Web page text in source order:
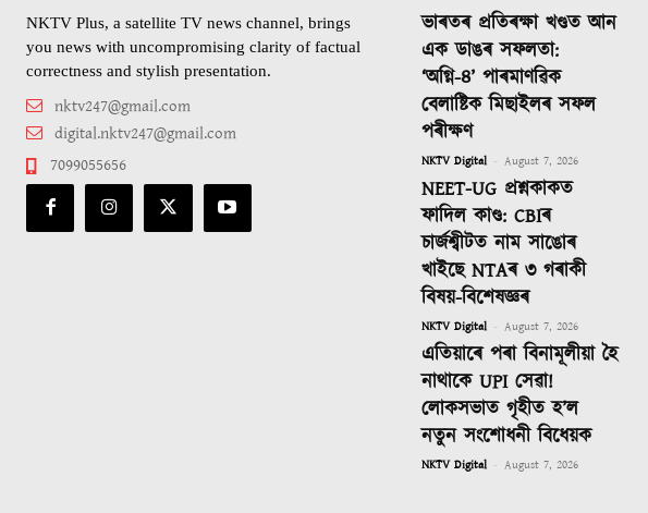
NKTV Plus, a satellite TV news channel, brings
you news with uncompromising clarity of factual
correctness and stylish presentation.
nktv247@gmail.com
digital.nktv247@gmail.com
7099055656
ভাৰতৰ প্ৰতিৰক্ষা খণ্ডত আন
এক ডাঙৰ সফলতা:
‘অগ্নি-৪’ পাৰমাণৱিক
বেলাষ্টিক মিছাইলৰ সফল
পৰীক্ষণ
NKTV Digital - August 7, 2026
NEET-UG প্ৰশ্নকাকত
ফাদিল কাণ্ড: CBIৰ
চাৰ্জশ্বীটত নাম সাঙোৰ
খাইছে NTAৰ ৩ গৰাকী
বিষয়-বিশেষজ্ঞৰ
NKTV Digital - August 7, 2026
এতিয়াৰে পৰা বিনামূলীয়া হৈ
নাথাকে UPI সেৱা!
লোকসভাত গৃহীত হ’ল
নতুন সংশোধনী বিধেয়ক
NKTV Digital - August 7, 2026